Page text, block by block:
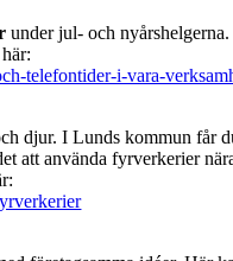
under jul- och
telefontider-i-vara-
djur. I Lunds kommun får
att använda fyrverkerier